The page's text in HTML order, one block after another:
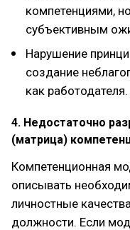
компетенциями,
субъективным
Нарушение
создание
как работодателя.
4. Недостаточно
(матрица)
Компетенционная
описывать
личностные
должности. Если